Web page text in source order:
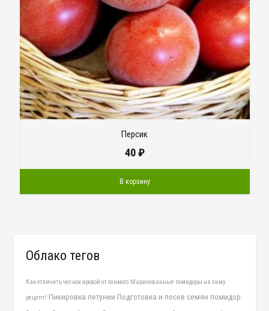
Персик
40₽
В корзину
Облако тегов
Как отличить чеснок яровой от озимого Маринованные помидоры на зиму
рецепт! Пикировка петунии Подготовка и посев семян помидор